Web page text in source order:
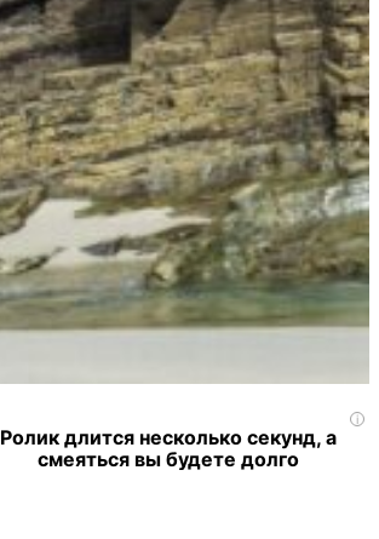
i
Ролик длится несколько секунд, а
смеяться вы будете долго